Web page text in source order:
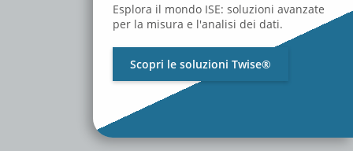
T. +39 02 2153663
Esplora il mondo ISE: soluzioni avanzate
per la misura e l'analisi dei dati.
Scopri le soluzioni Twise®